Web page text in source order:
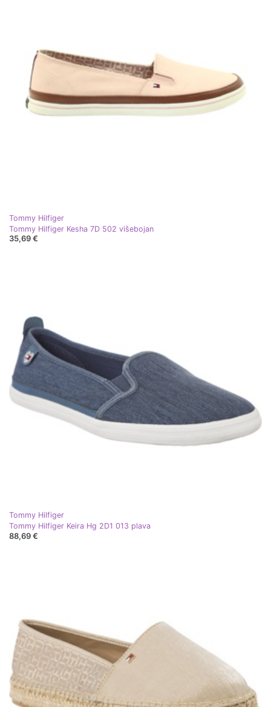
Tommy Hilfiger
Tommy Hilfiger Kesha 7D 502 višebojan
35,69 €
Tommy Hilfiger
Tommy Hilfiger Keira Hg 2D1 013 plava
88,69 €